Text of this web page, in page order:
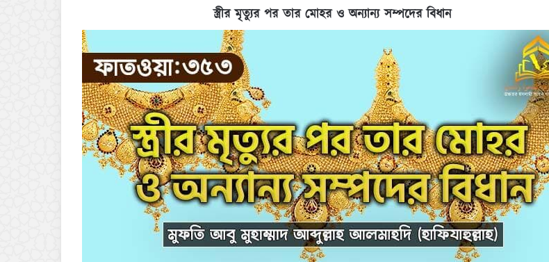
স্ত্রীর মৃত্যুর পর তার মোহর ও অন্যান্য সম্পদের বিধান